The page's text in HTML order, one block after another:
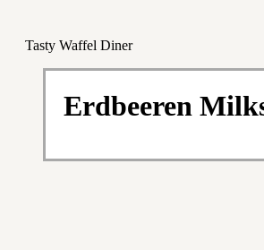
Tasty Waffel Diner
Erdbeeren